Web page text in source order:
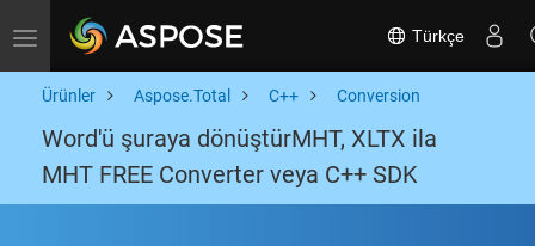
Toggle navigation Türkçe
Ürünler Aspose.Total C++ Conversion
Word'ü şuraya dönüştürMHT, XLTX ila
MHT FREE Converter veya C++ SDK